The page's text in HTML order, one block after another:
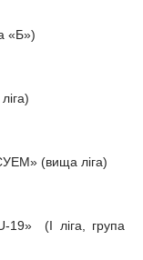
«Б»)
(вища ліга)
19» (I ліга, група